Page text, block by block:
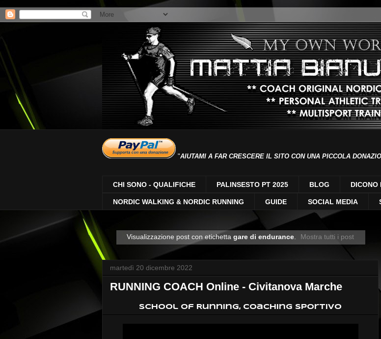
"AIUTAMI A FAR CRESCERE IL SITO CON UNA PICCOLA
CHI SONO - QUALIFICHE PALINSESTO PT 2025 BLOG DICONO
NORDIC WALKING & NORDIC RUNNING GUIDE SOCIAL MEDIA
Visualizzazione post con etichetta gare di endurance. Mostra tutti i post
martedì 20 dicembre 2022
RUNNING COACH Online - Civitanova Marche
School of Running, Coaching Sportivo